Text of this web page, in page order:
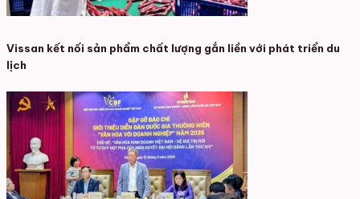
Vissan kết nối sản phẩm chất lượng gắn liền với phát triển du
lịch